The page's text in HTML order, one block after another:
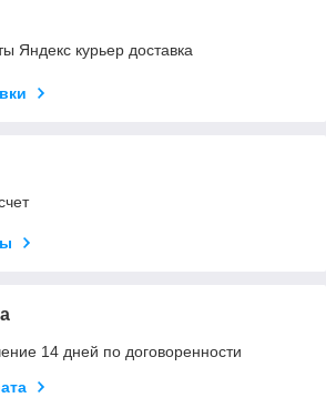
Яндекс курьер доставка
14 дней по договоренности